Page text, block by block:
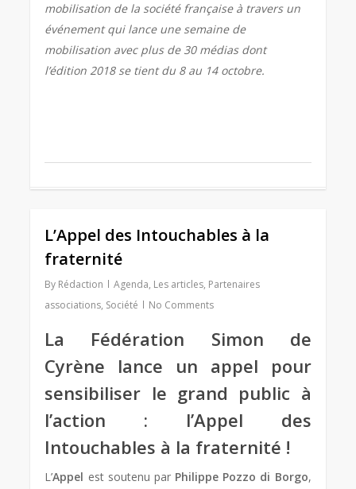
mobilisation de la société française à travers un
événement qui lance une semaine de
mobilisation avec plus de 30 médias dont
l’édition 2018 se tient du 8 au 14 octobre.
L’Appel des Intouchables à la
fraternité
By Rédaction Agenda, Les articles, Partenaires
associations, Société No Comments
La Fédération Simon de
Cyrène lance un appel pour
sensibiliser le grand public à
l’action : l’Appel des
Intouchables à la fraternité !
L’Appel est soutenu par Philippe Pozzo di Borgo,
2